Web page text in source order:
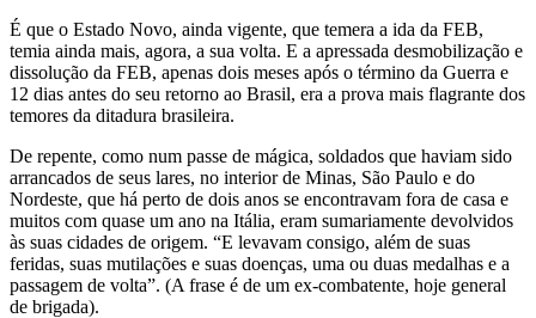
É que o Estado Novo, ainda vigente, que temera a ida da FEB,
temia ainda mais, agora, a sua volta. E a apressada desmobilização e
dissolução da FEB, apenas dois meses após o término da Guerra e
12 dias antes do seu retorno ao Brasil, era a prova mais flagrante dos
temores da ditadura brasileira.
De repente, como num passe de mágica, soldados que haviam sido
arrancados de seus lares, no interior de Minas, São Paulo e do
Nordeste, que há perto de dois anos se encontravam fora de casa e
muitos com quase um ano na Itália, eram sumariamente devolvidos
às suas cidades de origem. “E levavam consigo, além de suas
feridas, suas mutilações e suas doenças, uma ou duas medalhas e a
passagem de volta”. (A frase é de um ex-combatente, hoje general
de brigada).